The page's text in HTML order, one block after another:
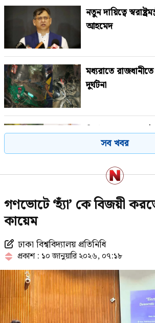
নতুন দায়িত্বে
আহমেদ
মধ্যরাতে
দুর্ঘটনা
মির্জা ফখরুলের
শামীমের ‘অ্যাসিড
কানাডায় জরুরি
নেওয়া হচ্ছে দুই
এসএসসি পরীক্ষার
যেভাবে
সৌদিতে আগুনে
সব খবর
গণভোটে ‘হ্যাঁ’ কে বিজয়ী
কায়েম
ঢাকা বিশ্ববিদ্যালয় প্রতিনিধি
প্রকাশ : ১০ জানুয়ারি ২০২৬, ০৭:১৮